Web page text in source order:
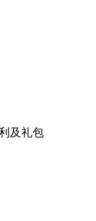
及礼包